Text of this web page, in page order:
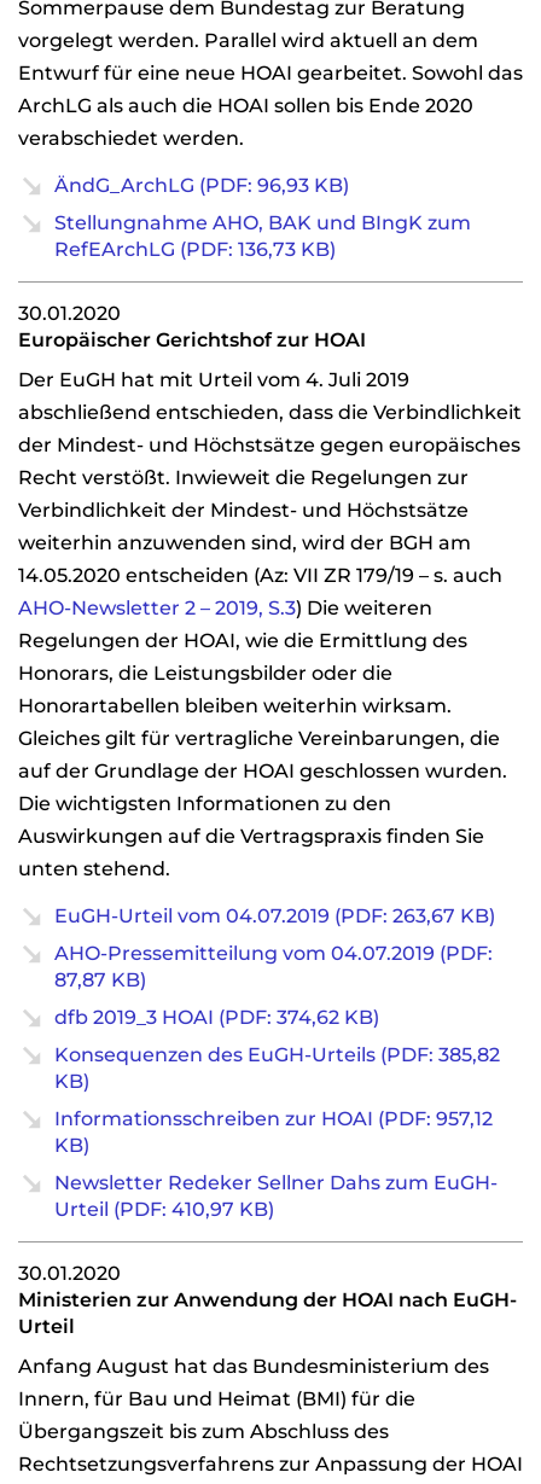
Sommerpause dem Bundestag zur Beratung
vorgelegt werden. Parallel wird aktuell an dem
Entwurf für eine neue HOAI gearbeitet. Sowohl das
ArchLG als auch die HOAI sollen bis Ende 2020
verabschiedet werden.
ÄndG_ArchLG (PDF: 96,93 KB)
Stellungnahme AHO, BAK und BIngK zum
RefEArchLG (PDF: 136,73 KB)
30.01.2020
Europäischer Gerichtshof zur HOAI
Der EuGH hat mit Urteil vom 4. Juli 2019
abschließend entschieden, dass die Verbindlichkeit
der Mindest- und Höchstsätze gegen europäisches
Recht verstößt. Inwieweit die Regelungen zur
Verbindlichkeit der Mindest- und Höchstsätze
weiterhin anzuwenden sind, wird der BGH am
14.05.2020 entscheiden (Az: VII ZR 179/19 – s. auch
AHO-Newsletter 2 – 2019, S.3) Die weiteren
Regelungen der HOAI, wie die Ermittlung des
Honorars, die Leistungsbilder oder die
Honorartabellen bleiben weiterhin wirksam.
Gleiches gilt für vertragliche Vereinbarungen, die
auf der Grundlage der HOAI geschlossen wurden.
Die wichtigsten Informationen zu den
Auswirkungen auf die Vertragspraxis finden Sie
unten stehend.
EuGH-Urteil vom 04.07.2019 (PDF: 263,67 KB)
AHO-Pressemitteilung vom 04.07.2019 (PDF:
87,87 KB)
dfb 2019_3 HOAI (PDF: 374,62 KB)
Konsequenzen des EuGH-Urteils (PDF: 385,82
KB)
Informationsschreiben zur HOAI (PDF: 957,12
KB)
Newsletter Redeker Sellner Dahs zum EuGH-
Urteil (PDF: 410,97 KB)
30.01.2020
Ministerien zur Anwendung der HOAI nach EuGH-
Urteil
Anfang August hat das Bundesministerium des
Innern, für Bau und Heimat (BMI) für die
Übergangszeit bis zum Abschluss des
Rechtsetzungsverfahrens zur Anpassung der HOAI